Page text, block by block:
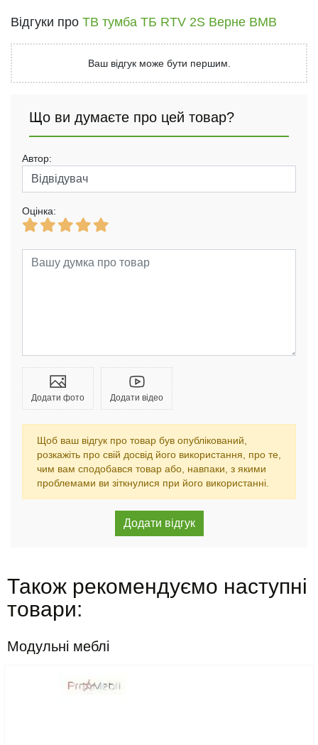
Відгуки про ТВ тумба ТБ RTV 2S Верне ВМВ
Ваш відгук може бути першим.
Що ви думаєте про цей товар?
Автор:
Оцінка:
Додати фото Додати відео
Щоб ваш відгук про товар був опублікований,
розкажіть про свій досвід його використання, про те,
чим вам сподобався товар або, навпаки, з якими
проблемами ви зіткнулися при його використанні.
Також рекомендуємо наступні
товари:
Модульні меблі